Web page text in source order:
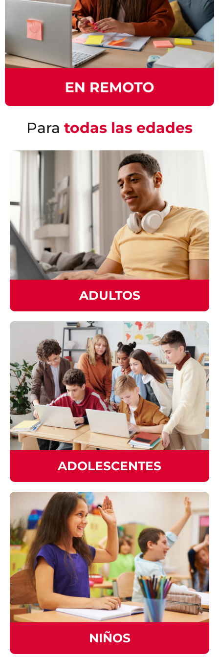
Para todas las edades
ADULTOS
ADOLESCENTES
NIÑOS